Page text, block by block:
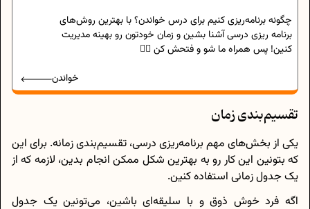
چگونه برنامه‌ریزی کنیم برای درس خواندن؟ با بهترین روش‌های
برنامه‌ ریزی درسی آشنا بشین و زمان خودتون رو بهینه مدیریت
کنین! پس همراه ما شو و فتحش کن 🏴‍☠️
خواندن
تقسیم‌بندی زمان
یکی از بخش‌های مهم برنامه‌ریزی درسی، تقسیم‌بندی زمانه. برای این
که بتونین این کار رو به بهترین شکل ممکن انجام بدین، لازمه که از
یک جدول زمانی استفاده کنین.
اگه فرد خوش ذوق و با سلیقه‌ای باشین،‌ می‌تونین یک جدول